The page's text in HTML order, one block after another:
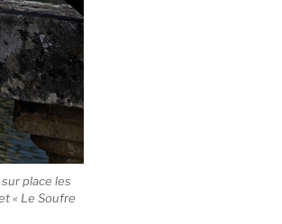
place les
« Le Soufre